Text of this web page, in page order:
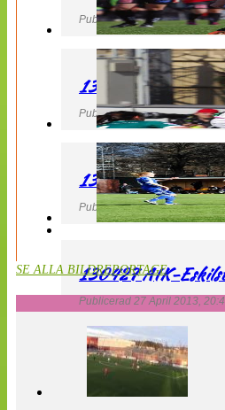
Publicerad 27 April 2013,
130427 IF
Publicerad 27 April 2013,
130427 LdB FC
Publicerad 27 April 2013,
130427 AIK-
Publicerad 27 April 2013,
SE ALLA BILDREPORTAGE